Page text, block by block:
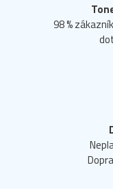
98 %